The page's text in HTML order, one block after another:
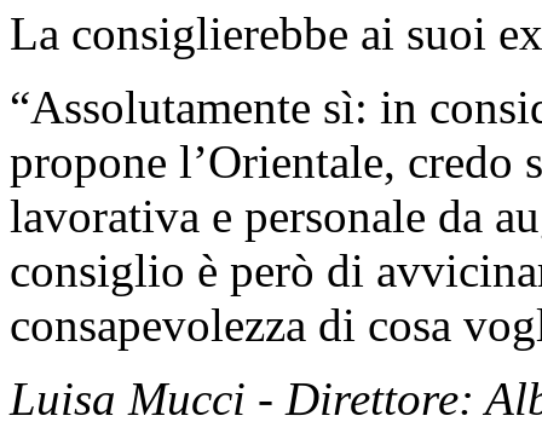
La consiglierebbe ai suoi
“Assolutamente sì: in
propone l’Orientale, credo
lavorativa e personale da
consiglio è però di
consapevolezza di cosa
Luisa Mucci - Direttore: